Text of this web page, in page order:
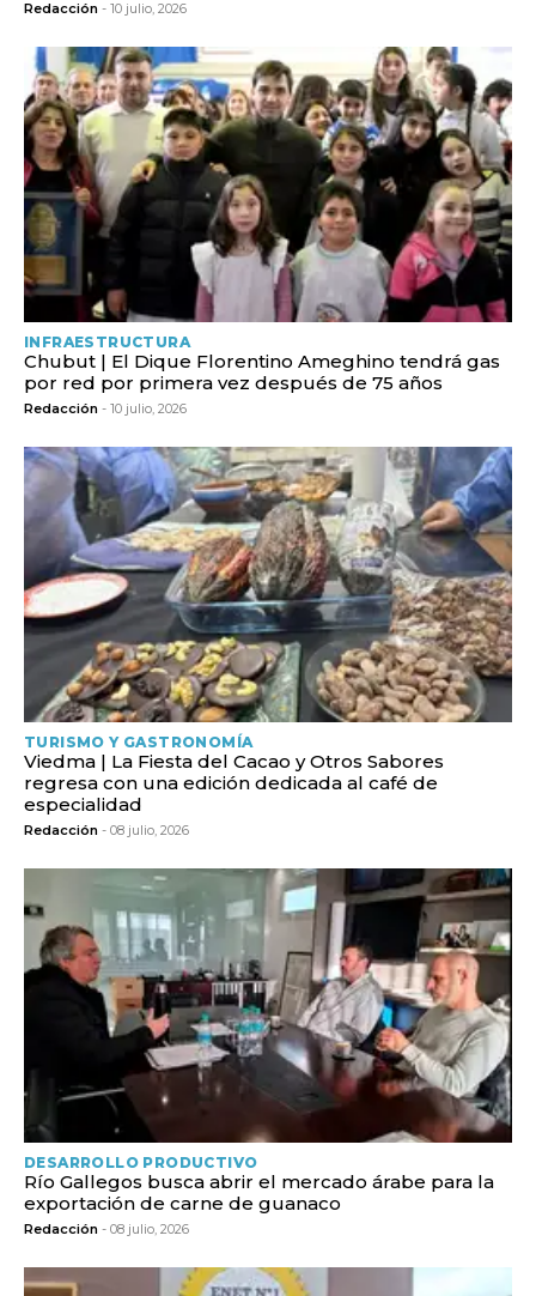
Redacción - 10 julio, 2026
INFRAESTRUCTURA
Chubut | El Dique Florentino Ameghino tendrá gas
por red por primera vez después de 75 años
Redacción - 10 julio, 2026
TURISMO Y GASTRONOMÍA
Viedma | La Fiesta del Cacao y Otros Sabores
regresa con una edición dedicada al café de
especialidad
Redacción - 08 julio, 2026
DESARROLLO PRODUCTIVO
Río Gallegos busca abrir el mercado árabe para la
exportación de carne de guanaco
Redacción - 08 julio, 2026